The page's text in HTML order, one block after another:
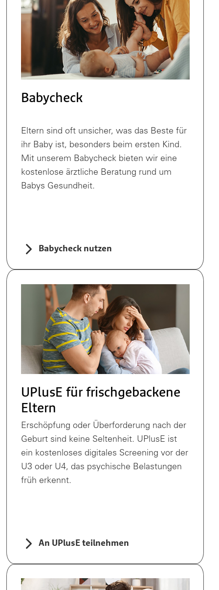
Babycheck
Eltern sind oft unsicher, was das Beste für
ihr Baby ist, besonders beim ersten Kind.
Mit unserem Babycheck bieten wir eine
kostenlose ärztliche Beratung rund um
Babys Gesundheit.
Babycheck nutzen
UPlusE für frischgebackene
Eltern
Erschöpfung oder Überforderung nach der
Geburt sind keine Seltenheit. UPlusE ist
ein kostenloses digitales Screening vor der
U3 oder U4, das psychische Belastungen
früh erkennt.
An UPlusE teilnehmen